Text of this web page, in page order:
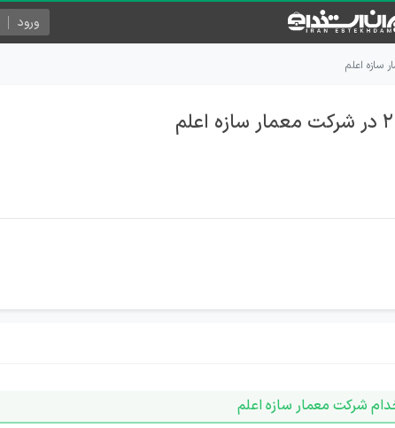
ورود
شرکت معمار سازه اعلم